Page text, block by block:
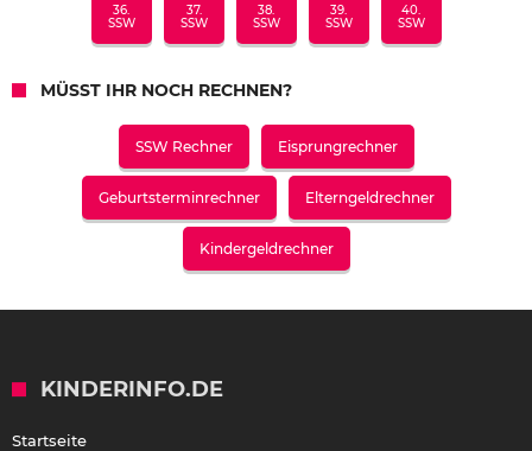
36.
SSW
37.
SSW
38.
SSW
39.
SSW
40.
SSW
MÜSST IHR NOCH RECHNEN?
SSW Rechner Eisprungrechner
Geburtsterminrechner Elterngeldrechner
Kindergeldrechner
KINDERINFO.DE
Startseite